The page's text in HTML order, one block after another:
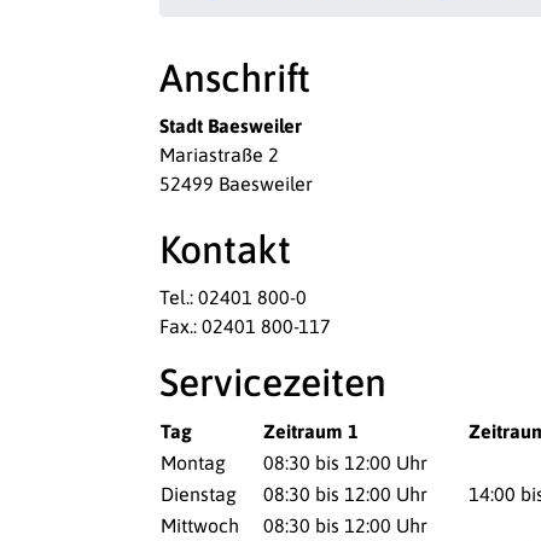
Anschrift
Stadt Baesweiler
Mariastraße 2
52499 Baesweiler
Kontakt
Tel.: 02401 800-0
Fax.: 02401 800-117
Servicezeiten
Tag Zeitraum 1
Montag
08:30 bis 12:00 Uhr
Dienstag
08:30 bis 12:00 Uhr
14:00
Mittwoch
08:30 bis 12:00 Uhr